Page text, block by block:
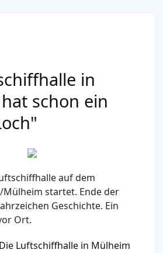
in
schon ein
auf dem
Mülheim startet. Ende der
Geschichte. Ein
Ort.
Luftschiffhalle in Mülheim